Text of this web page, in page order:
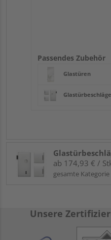
Passendes Zubehör
Glastüren
Glastürbeschläge
ab 174,93 € /
gesamte
Unsere